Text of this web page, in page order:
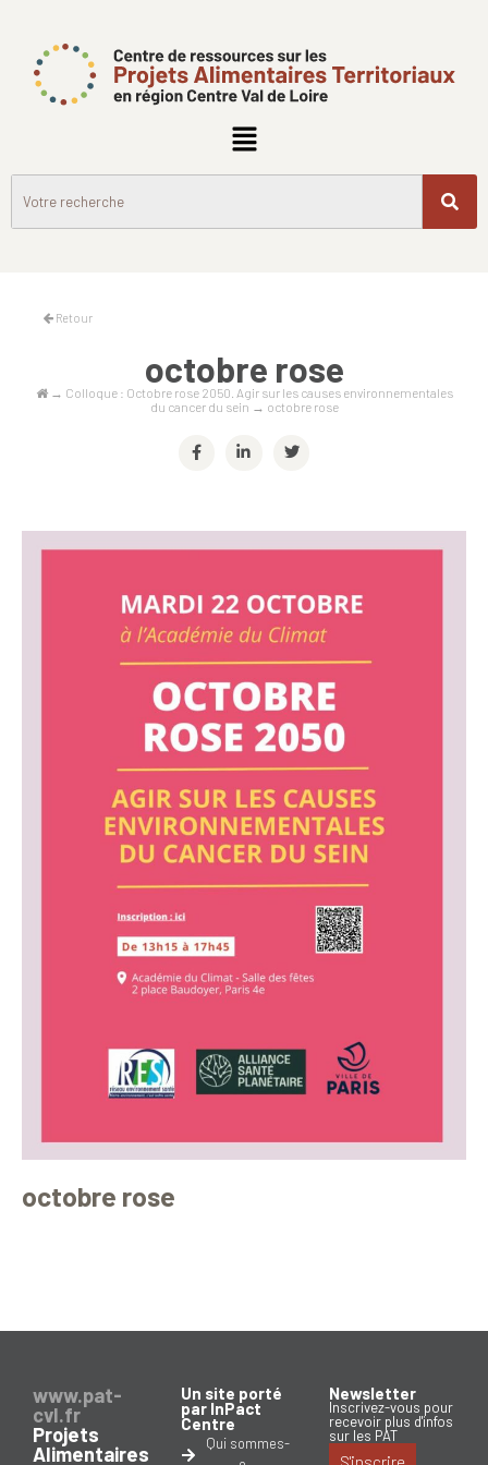
Retour
octobre rose
→ Colloque : Octobre rose 2050. Agir sur les causes environnementales
du cancer du sein → octobre rose
octobre rose
www.pat-
cvl.fr
Projets
Alimentaires
Un site porté
par InPact
Centre
Qui sommes-
Newsletter
Inscrivez-vous pour
recevoir plus d'infos
sur les PAT